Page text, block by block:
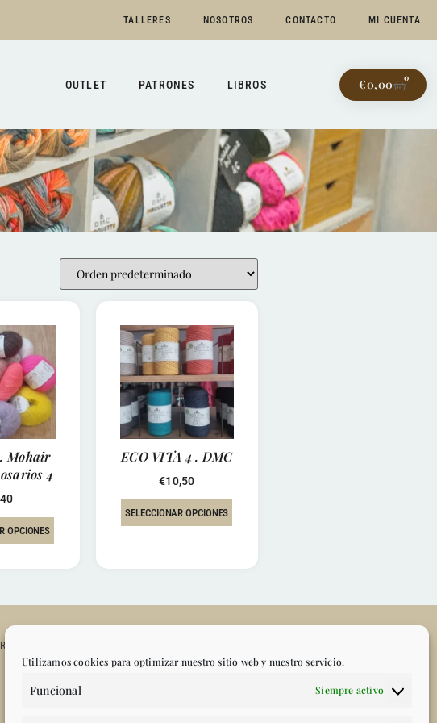
Utilizamos cookies para optimizar nuestro sitio web y nuestro servicio.
Funcional Siempre activo
TALLERES NOSOTROS CONTACTO MI CUENTA
OUTLET PATRONES LIBROS €0,00 0
Mohair
4
OPCIONES
ECO VITA 4 . DMC
€10,50
SELECCIONAR OPCIONES